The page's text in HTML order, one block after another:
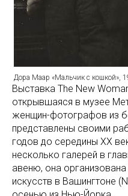
Дора Маар «Мальчик с кошкой»,
Выставка The New
открывшаяся в музее
женщин-фотографов из
представлены своими
годов до середины ХХ
несколько галерей в
авеню, она
искусств в Вашингтоне